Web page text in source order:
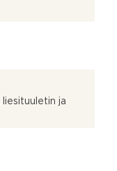
liesituuletin ja